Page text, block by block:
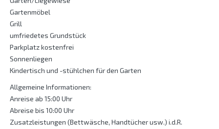
Gartenmöbel
Grill
umfriedetes Grundstück
Parkplatz kostenfrei
Sonnenliegen
Kindertisch und -stühlchen für den Garten
Allgemeine Informationen:
Anreise ab 15:00 Uhr
Abreise bis 10:00 Uhr
Zusatzleistungen (Bettwäsche, Handtücher usw.) i.d.R.